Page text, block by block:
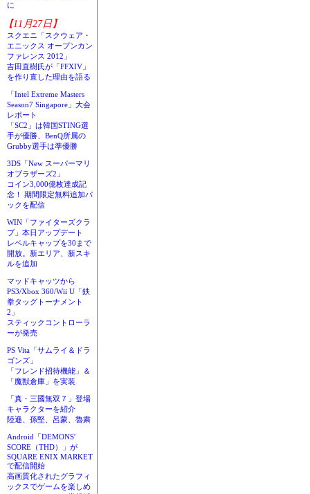
に
【11月27日】
スクエニ「スクウェア・
エニックス オープンカン
ファレンス 2012」
吉田直樹氏が「FFXIV」
を作り直した理由を語る
「Intel Extreme Masters
Season7 Singapore」大会
レポート
「SC2」は韓国STING選
手が優勝、BenQ所属の
Grubby選手は準優勝
3DS「New スーパーマリ
オブラザーズ2」
コイン3,000億枚達成記
念！ 期間限定無料追加パ
ックを配信
WIN「ファイターズクラ
ブ」本日アップデート
レベルキャップを30まで
開放。新エリア、新スキ
ルを追加
マッドキャッツから
PS3/Xbox 360/Wii U「鉄
拳タッグトーナメント
2」
スティックコントローラ
ーが発売
PS Vita「サムライ＆ドラ
ゴンズ」
「フレンド招待機能」＆
「魔獣倉庫」を実装
「真・三國無双７」登場
キャラクターを紹介
陸遜、孫堅、呂蒙、魯粛
Android「DEMONS'
SCORE（THD）」が
SQUARE ENIX MARKET
で配信開始
高画質化されたグラフィ
ックスでゲームを楽しめ